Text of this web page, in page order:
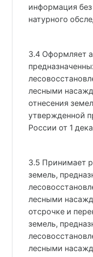
информация
натурного
3.4 Оформляет
лесными
отнесения
утвержденной
России от 1
3.5 Принимает
земель,
лесными
отсрочке и
земель,
лесными